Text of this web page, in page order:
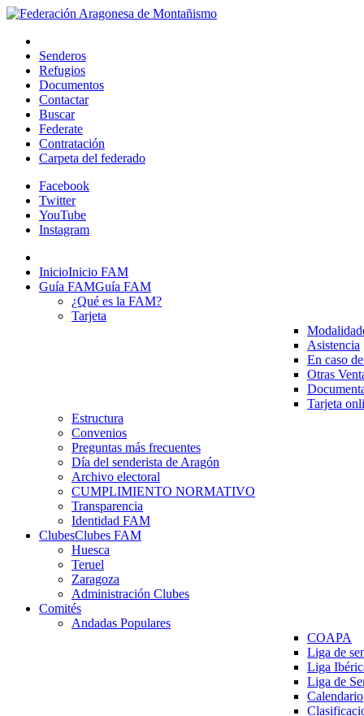
Senderos
Refugios
Documentos
Contactar
Buscar
Federate
Contratación
Carpeta del federado
Facebook
Twitter
YouTube
Instagram
InicioInicio FAM
Guía FAMGuía FAM
¿Qué es la FAM?
Tarjeta
Asistencia
En caso
Otras
Tarjeta
Estructura
Convenios
Preguntas más frecuentes
Día del senderista de Aragón
Archivo electoral
CUMPLIMIENTO NORMATIVO
Transparencia
Identidad FAM
ClubesClubes FAM
Huesca
Teruel
Zaragoza
Administración Clubes
Comités
Andadas Populares
COAPA
Liga de
Liga
Liga de
Calendario